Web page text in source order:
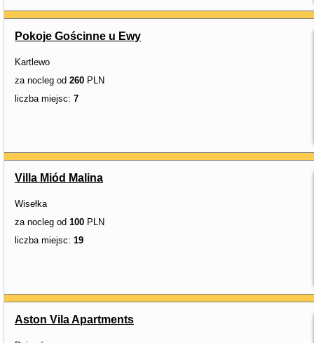
Pokoje Gościnne u Ewy
Kartlewo
za nocleg od 260 PLN
liczba miejsc: 7
Villa Miód Malina
Wisełka
za nocleg od 100 PLN
liczba miejsc: 19
Aston Vila Apartments